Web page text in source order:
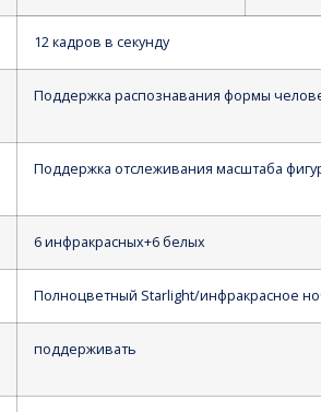
12 кадров в секунду
Поддержка распознавания формы
Поддержка отслеживания масштаба
6 инфракрасных+6 белых
Полноцветный Starlight/инфракрасное
поддерживать